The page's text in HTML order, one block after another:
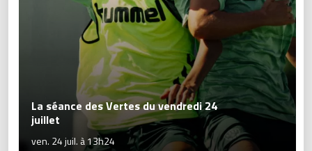
La séance des Vertes du vendredi 24
juillet
ven. 24 juil. à 13h24